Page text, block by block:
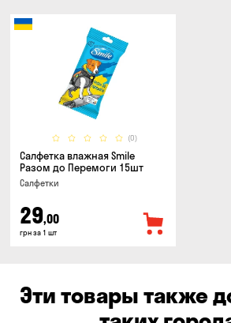
(0)
Салфетка влажная Smile
Разом до Перемоги 15шт
Салфетки
29,00
грн за 1 шт
Эти товары также